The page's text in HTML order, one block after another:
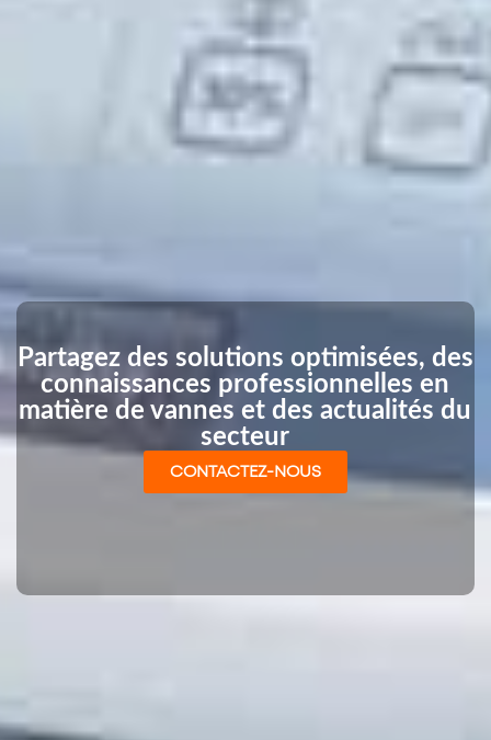
Partagez des solutions optimisées, des
connaissances professionnelles en
matière de vannes et des actualités du
secteur
CONTACTEZ-NOUS